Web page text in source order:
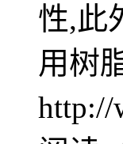
性,此
用树
http://